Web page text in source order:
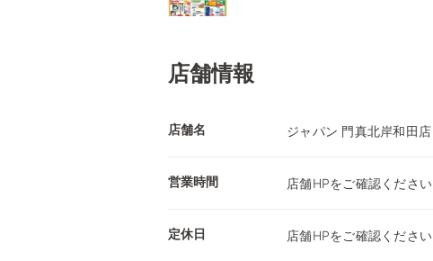
店舗情報
店舗名 ジャパン 門真北岸和田店
営業時間 店舗HPをご確認ください
定休日 店舗HPをご確認ください